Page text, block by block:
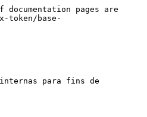
pages are
token/base-
para fins de